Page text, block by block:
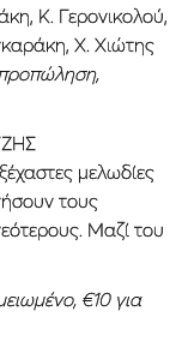
Κ. Γερονικολού,
Χ. Χιώτης
προπώληση,
μελωδίες
τους
Μαζί του
€10 για